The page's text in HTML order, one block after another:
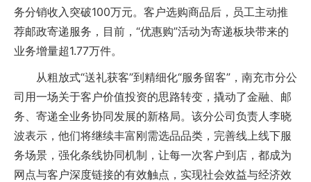
务分销收入突破100万元。客户选购商品后，员工主动推
荐邮政寄递服务，目前，“优惠购”活动为寄递板块带来的
业务增量超1.77万件。
从粗放式“送礼获客”到精细化“服务留客”，南充市分公
司用一场关于客户价值投资的思路转变，撬动了金融、邮
务、寄递全业务协同发展的新格局。该分公司负责人李晓
波表示，他们将继续丰富刚需选品品类，完善线上线下服
务场景，强化条线协同机制，让每一次客户到店，都成为
网点与客户深度链接的有效触点，实现社会效益与经济效